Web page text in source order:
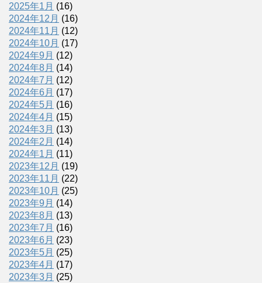
2025年1月 (16)
2024年12月 (16)
2024年11月 (12)
2024年10月 (17)
2024年9月 (12)
2024年8月 (14)
2024年7月 (12)
2024年6月 (17)
2024年5月 (16)
2024年4月 (15)
2024年3月 (13)
2024年2月 (14)
2024年1月 (11)
2023年12月 (19)
2023年11月 (22)
2023年10月 (25)
2023年9月 (14)
2023年8月 (13)
2023年7月 (16)
2023年6月 (23)
2023年5月 (25)
2023年4月 (17)
2023年3月 (25)